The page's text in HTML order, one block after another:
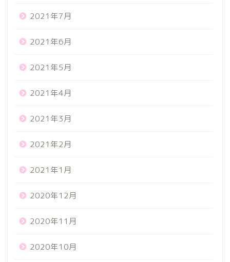
2021年7月
2021年6月
2021年5月
2021年4月
2021年3月
2021年2月
2021年1月
2020年12月
2020年11月
2020年10月